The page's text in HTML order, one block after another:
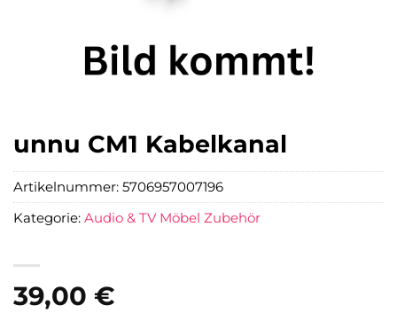
unnu CM1 Kabelkanal
39,00 €
Artikelnummer: 5706957007196
Kategorie: Audio & TV Möbel Zubehör